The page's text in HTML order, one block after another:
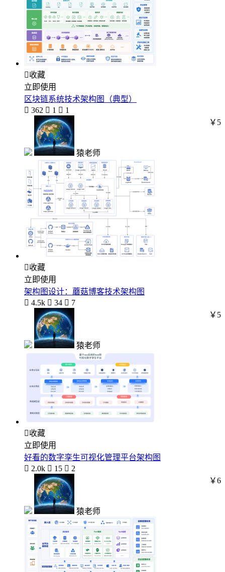
收藏
立即使用
区块链系统技术架构图（典型）
 362  1  1
猿老师
￥5
收藏
立即使用
架构图设计：蘑菇博客技术架构图
 4.5k  34  7
猿老师
￥5
收藏
立即使用
好看的数字孪生可视化管理平台架构图
 2.0k  15  2
猿老师
￥6